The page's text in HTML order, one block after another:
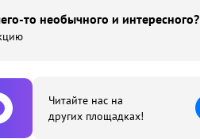
то необычного и интересного?
Читайте нас на
других площадках!